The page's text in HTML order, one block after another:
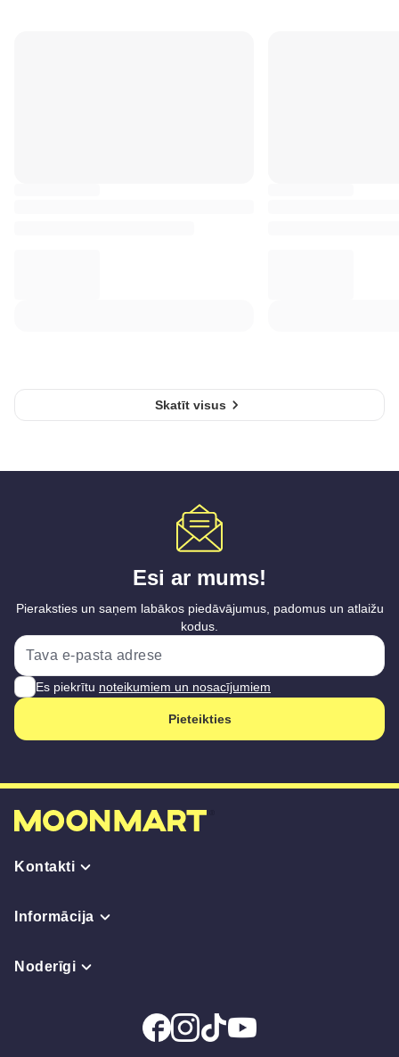
Skatīt visus
Esi ar mums!
Pieraksties un saņem labākos piedāvājumus, padomus un atlaižu
kodus.
Es piekrītu noteikumiem un nosacījumiem
Pieteikties
Kontakti
Informācija
Noderīgi